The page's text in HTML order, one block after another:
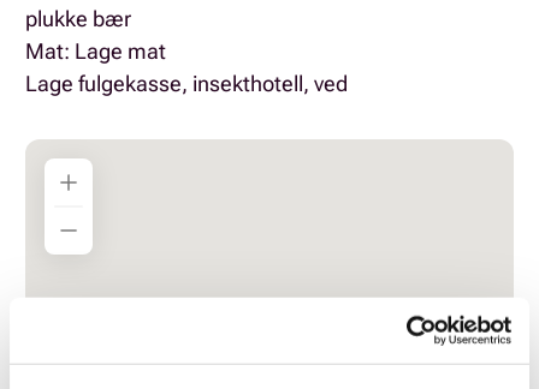
plukke bær
Mat: Lage mat
Lage fulgekasse, insekthotell, ved